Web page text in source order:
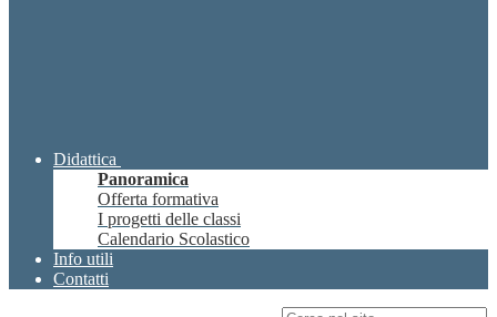
Didattica
Panoramica
Offerta formativa
I progetti delle classi
Calendario Scolastico
Info utili
Contatti